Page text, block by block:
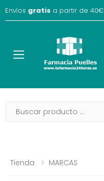
Envíos gratis a partir de 40€
Toggle
Tienda MARCAS